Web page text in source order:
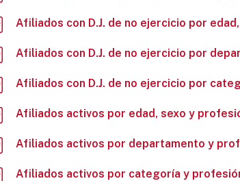
Afiliados con D.J. de no ejercicio por
Afiliados con D.J. de no ejercicio por
Afiliados con D.J. de no ejercicio por
Afiliados activos por edad, sexo y
Afiliados activos por departamento y
Afiliados activos por categoría y